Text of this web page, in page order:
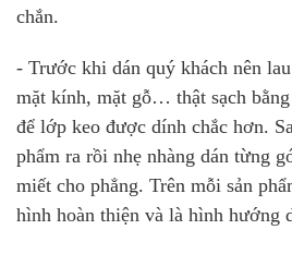
chắn.
- Trước khi dán quý khách nên
mặt kính, mặt gỗ… thật sạch
để lớp keo được dính chắc hơn.
phẩm ra rồi nhẹ nhàng dán từng
miết cho phẳng. Trên mỗi sản
hình hoàn thiện và là hình hướng